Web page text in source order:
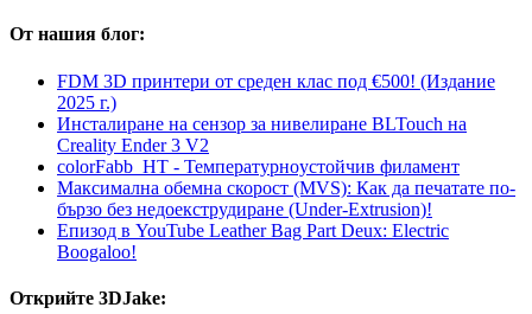
От нашия блог:
FDM 3D принтери от среден клас под €500! (Издание
2025 г.)
Инсталиране на сензор за нивелиране BLTouch на
Creality Ender 3 V2
colorFabb_HT - Температурнoустойчив филамент
Максимална обемна скорост (MVS): Как да печатате по-
бързо без недоекструдиране (Under-Extrusion)!
Епизод в YouTube Leather Bag Part Deux: Electric
Boogaloo!
Открийте 3DJake: